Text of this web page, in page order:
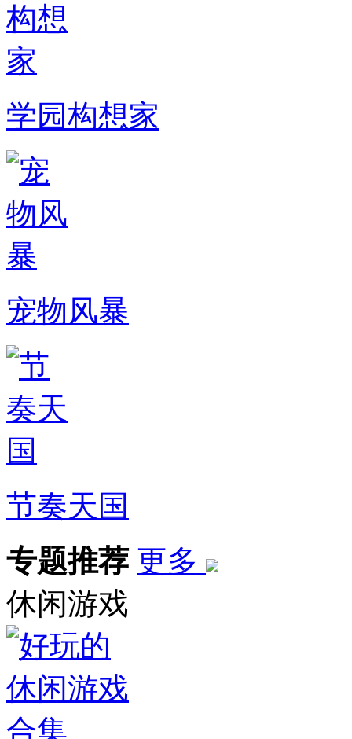
学园构想家
宠物风暴
节奏天国
专题推荐 更多
休闲游戏